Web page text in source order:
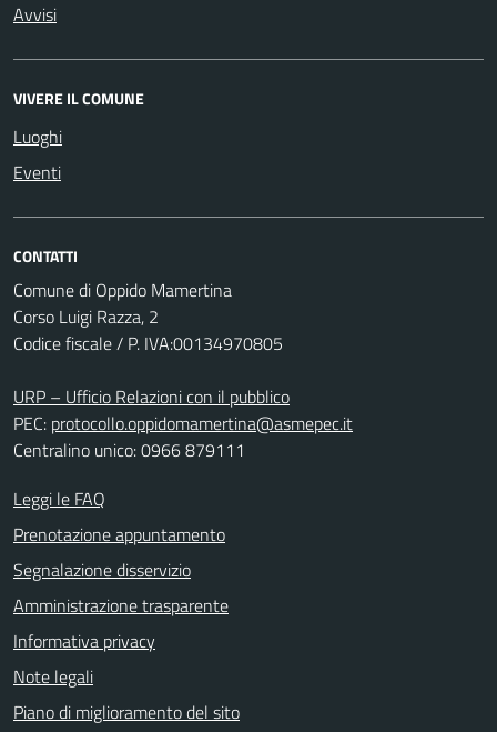
Avvisi
VIVERE IL COMUNE
Luoghi
Eventi
CONTATTI
Comune di Oppido Mamertina
Corso Luigi Razza, 2
Codice fiscale / P. IVA:00134970805
URP – Ufficio Relazioni con il pubblico
PEC: protocollo.oppidomamertina@asmepec.it
Centralino unico: 0966 879111
Leggi le FAQ
Prenotazione appuntamento
Segnalazione disservizio
Amministrazione trasparente
Informativa privacy
Note legali
Piano di miglioramento del sito